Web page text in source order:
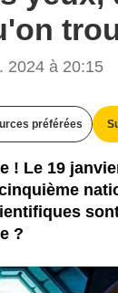
2024 à 20:15
préférées
! Le 19
?